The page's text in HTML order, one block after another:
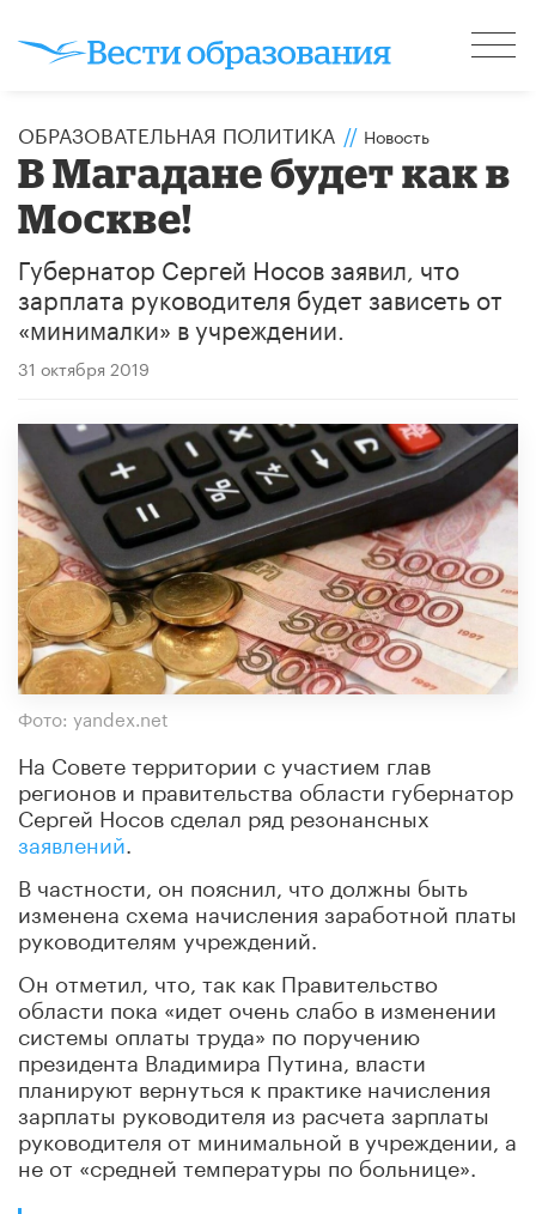
ОБРАЗОВАТЕЛЬНАЯ ПОЛИТИКА // Новость
В Магадане будет как в
Москве!
Губернатор Сергей Носов заявил, что
зарплата руководителя будет зависеть от
«минималки» в учреждении.
31 октября 2019
Фото: yandex.net
На Совете территории с участием глав
регионов и правительства области губернатор
Сергей Носов сделал ряд резонансных
заявлений
В частности, он пояснил, что должны быть
изменена схема начисления заработной платы
руководителям учреждений.
Он отметил, что, так как Правительство
области пока «идет очень слабо в изменении
системы оплаты труда» по поручению
президента Владимира Путина, власти
планируют вернуться к практике начисления
зарплаты руководителя из расчета зарплаты
руководителя от минимальной в учреждении, а
не от «средней температуры по больнице».